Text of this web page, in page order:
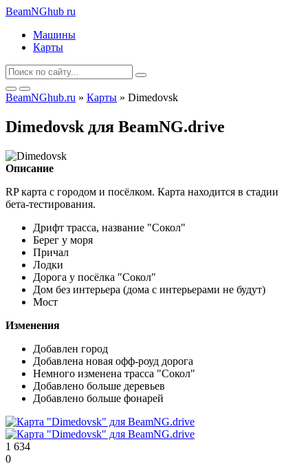
BeamNGhub ru
Машины
Карты
BeamNGhub.ru » Карты » Dimedovsk
Dimedovsk для BeamNG.drive
Описание
RP карта с городом и посёлком. Карта находится в стадии
бета-тестирования.
Дрифт трасса, название "Сокол"
Берег у моря
Причал
Лодки
Дорога у посёлка "Сокол"
Дом без интерьера (дома с интерьерами не будут)
Мост
Изменения
Добавлен город
Добавлена новая офф-роуд дорога
Немного изменена трасса "Сокол"
Добавлено больше деревьев
Добавлено больше фонарей
1 634
0